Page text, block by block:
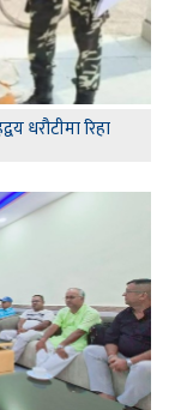
धरौटीमा रिहा